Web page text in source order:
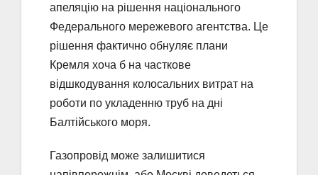
апеляцію на рішення національного
Федерального мережевого агентства. Це
рішення фактично обнуляє плани
Кремля хоча б на часткове
відшкодування колосальних витрат на
роботи по укладенню труб на дні
Балтійського моря.
Газопровід може залишитися